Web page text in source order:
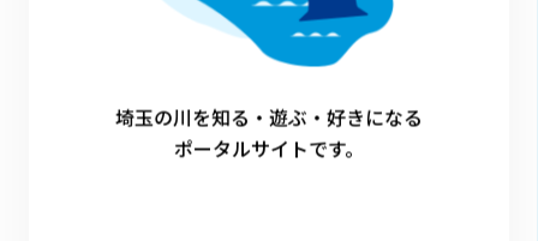
一覧に戻る
埼玉の川を知る・遊ぶ・好きになる
ポータルサイトです。